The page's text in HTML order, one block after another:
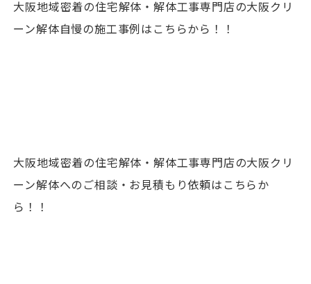
大阪地域密着の住宅解体・解体工事専門店の大阪クリ
ーン解体自慢の施工事例はこちらから！！
大阪地域密着の住宅解体・解体工事専門店の大阪クリ
ーン解体へのご相談・お見積もり依頼はこちらか
ら！！